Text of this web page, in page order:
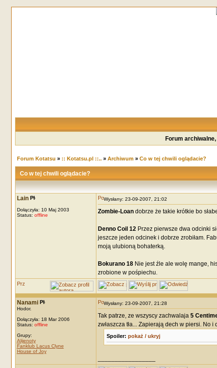
Forum
Forum Kotatsu » :: Kotatsu.pl ::..» Archiwum» Co w tej chwili oglądacie?
Co w tej chwili oglądacie?
Lain
Dołączyła: 10 Maj 2003
Status: offline
Wysłany: 23-09-2007, 21:02
Zombie-Loandobrze że takie krótkie bo
Denno Coil 12Przez pierwsze dwa odcinki
jeszcze jeden odcinek i dobrze zrobiłam.
moją ulubioną bohaterką.
Bokurano 18Nie jest źle ale wolę mange,
zrobione w pośpiechu.
Nanami
Hodor.
Dołączyła: 18 Mar 2006
Status: offline
Grupy:
Alijenoty
Fanklub Lacus Clyne
House of Joy
Wysłany: 23-09-2007, 21:28
Tak patrze, ze wszyscy zachwalaja 5
zwłaszcza tła... Zapierają dech w piersi. No
Spoiler: pokaż / ukryj